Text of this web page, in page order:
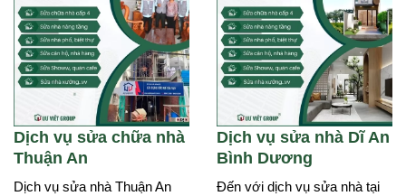
Dịch vụ sửa chữa nhà
Thuận An
Dịch vụ sửa nhà Thuận An
Dịch vụ sửa nhà Dĩ An
Bình Dương
Đến với dịch vụ sửa nhà tại